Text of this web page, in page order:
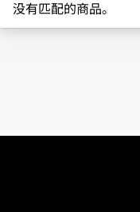
没有匹配的商品。